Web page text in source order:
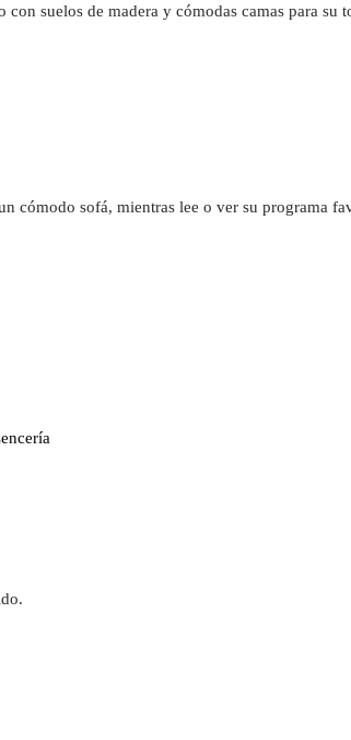
suelos de madera y cómodas camas para su
cómodo sofá, mientras lee o ver su programa